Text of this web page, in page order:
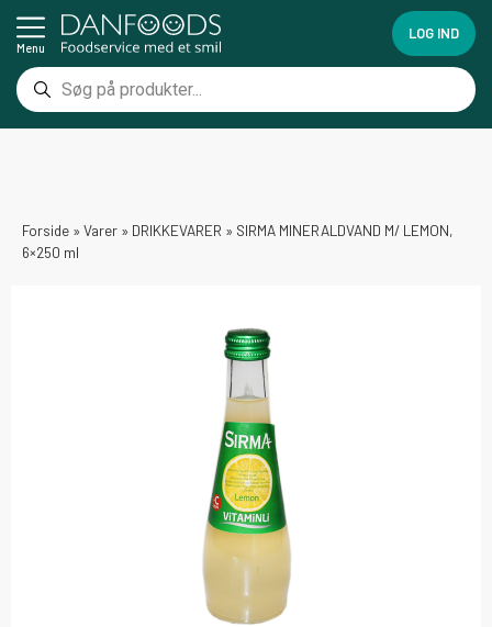
Menu
LOG IND
Forside » Varer » DRIKKEVARER » SIRMA MINERALDVAND M/ LEMON,
6×250 ml